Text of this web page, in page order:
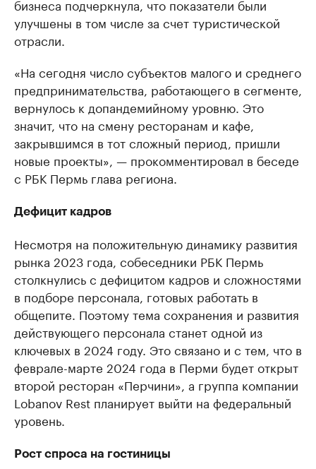
бизнеса подчеркнула, что показатели были
улучшены в том числе за счет туристической
отрасли.
«На сегодня число субъектов малого и среднего
предпринимательства, работающего в сегменте,
вернулось к допандемийному уровню. Это
значит, что на смену ресторанам и кафе,
закрывшимся в тот сложный период, пришли
новые проекты», — прокомментировал в беседе
с РБК Пермь глава региона.
Дефицит кадров
Несмотря на положительную динамику развития
рынка 2023 года, собеседники РБК Пермь
столкнулись с дефицитом кадров и сложностями
в подборе персонала, готовых работать в
общепите. Поэтому тема сохранения и развития
действующего персонала станет одной из
ключевых в 2024 году. Это связано и с тем, что в
феврале-марте 2024 года в Перми будет открыт
второй ресторан «Перчини», а группа компании
Lobanov Rest планирует выйти на федеральный
уровень.
Рост спроса на гостиницы